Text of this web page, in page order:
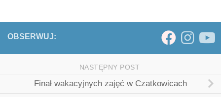
OBSERWUJ:
NASTĘPNY POST
Finał wakacyjnych zajęć w Czatkowicach